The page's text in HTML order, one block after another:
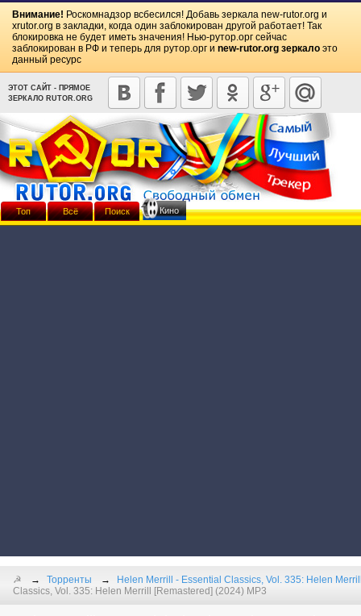
Внимание! Роскомнадзор всбесился! Добавь зеркала new-rutor.org и
xrutor.org в закладки, когда один заблокирован другой работает! Так
блокировка не будет иметь значения! Нью-рутор.орг сейчас
заблокирован в РФ и теперь для рутор.орг и new-rutor.org зеркало это
данный ресурс
ЭТОТ САЙТ - ПРЯМОЕ
ЗЕРКАЛО RUTOR.ORG
☭ Торренты
Helen Merrill - Essential Classics, Vol. 335: Helen
Classics, Vol. 335: Helen Merrill [Remastered] (2024) MP3